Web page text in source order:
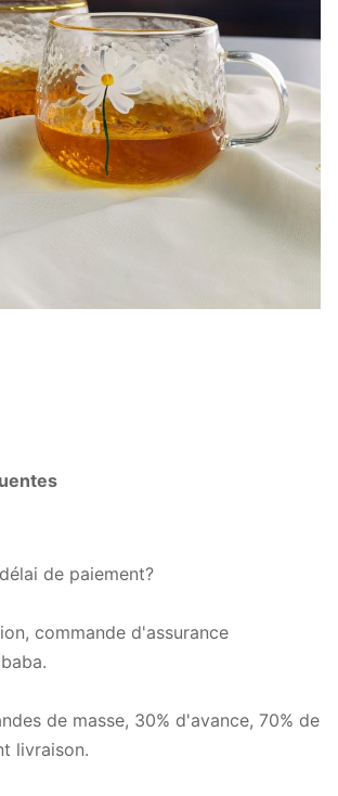
de paiement?
commande d'assurance
de masse, 30% d'avance, 70% de
livraison.